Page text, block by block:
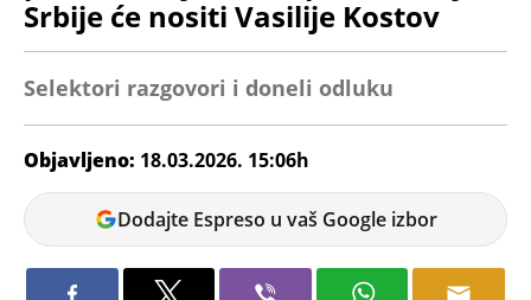
Srbije će nositi Vasilije Kostov
Selektori razgovori i doneli odluku
Objavljeno: 18.03.2026. 15:06h
Veljko
Petrovic
Dodajte Espreso u vaš Google izbor